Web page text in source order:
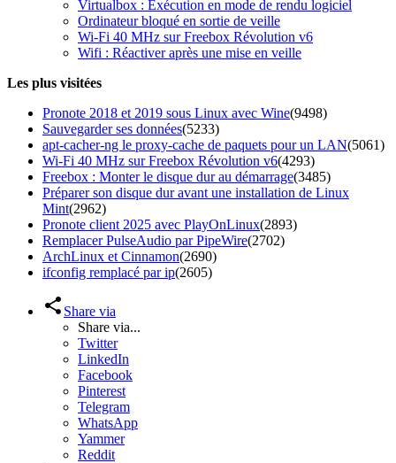
Virtualbox : Exécution en mode de rendu logiciel
Ordinateur bloqué en sortie de veille
Wi-Fi 40 MHz sur Freebox Révolution v6
Wifi : Réactiver après une mise en veille
Les plus visitées
Pronote 2018 et 2019 sous Linux avec Wine(9498)
Sauvegarder ses données(5233)
apt-cacher-ng le proxy-cache de paquets pour un LAN(5061)
Wi-Fi 40 MHz sur Freebox Révolution v6(4293)
Freebox : Monter le disque dur au démarrage(3485)
Préparer son disque dur avant une installation de Linux
Mint(2962)
Pronote client 2025 avec PlayOnLinux(2893)
Remplacer PulseAudio par PipeWire(2702)
ArchLinux et Cinnamon(2690)
ifconfig remplacé par ip(2605)
Share via
Share via...
Twitter
LinkedIn
Facebook
Pinterest
Telegram
WhatsApp
Yammer
Reddit